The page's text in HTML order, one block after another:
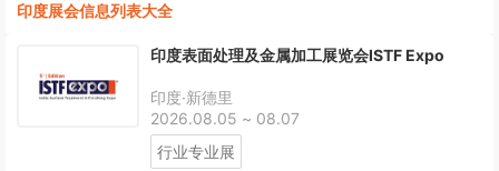
印度展会信息列表大全
印度表面处理及金属加工展览会ISTF Expo
印度·新德里
2026.08.05 ~ 08.07
行业专业展